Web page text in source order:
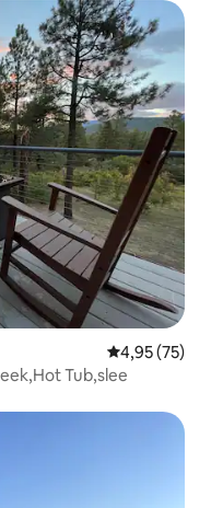
Gemiddelde
4,95 (75)
Tub,slee